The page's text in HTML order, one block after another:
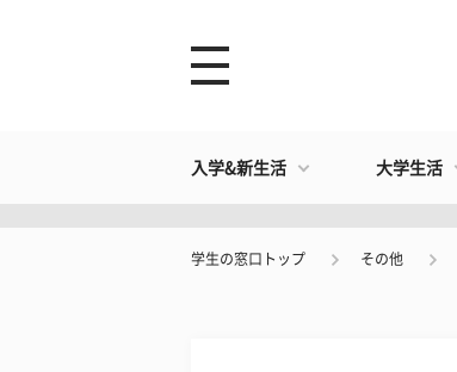
入学&新生活 大学生活
学生の窓口トップ その他